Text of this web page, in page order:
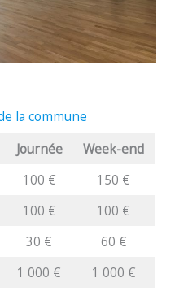
la commune
Journée
Week-end
100 €
150 €
100 €
100 €
30 €
60 €
1 000 €
1 000 €